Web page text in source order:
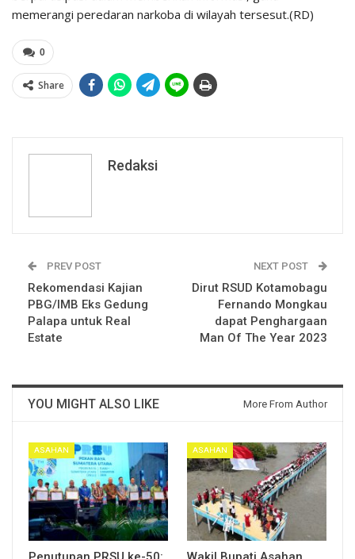
memerangi peredaran narkoba di wilayah tersesut.(RD)
0
Share
Redaksi
PREV POST
Rekomendasi Kajian
PBG/IMB Eks Gedung
Palapa untuk Real
Estate
NEXT POST
Dirut RSUD Kotamobagu
Fernando Mongkau
dapat Penghargaan
Man Of The Year 2023
YOU MIGHT ALSO LIKE More From Author
ASAHAN ASAHAN